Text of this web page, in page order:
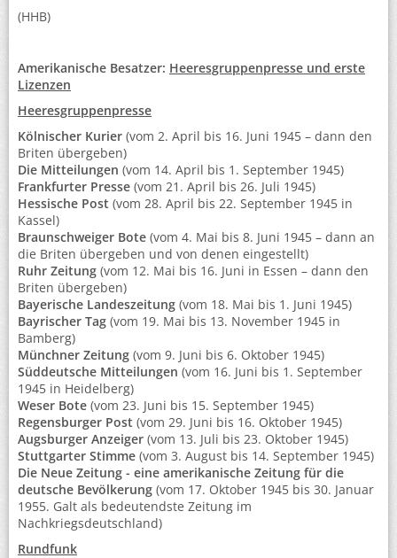
(HHB)
Amerikanische Besatzer: Heeresgruppenpresse und erste
Lizenzen
Heeresgruppenpresse
Kölnischer Kurier (vom 2. April bis 16. Juni 1945 – dann den
Briten übergeben)
Die Mitteilungen (vom 14. April bis 1. September 1945)
Frankfurter Presse (vom 21. April bis 26. Juli 1945)
Hessische Post (vom 28. April bis 22. September 1945 in
Kassel)
Braunschweiger Bote (vom 4. Mai bis 8. Juni 1945 – dann an
die Briten übergeben und von denen eingestellt)
Ruhr Zeitung (vom 12. Mai bis 16. Juni in Essen – dann den
Briten übergeben)
Bayerische Landeszeitung (vom 18. Mai bis 1. Juni 1945)
Bayrischer Tag (vom 19. Mai bis 13. November 1945 in
Bamberg)
Münchner Zeitung (vom 9. Juni bis 6. Oktober 1945)
Süddeutsche Mitteilungen (vom 16. Juni bis 1. September
1945 in Heidelberg)
Weser Bote (vom 23. Juni bis 15. September 1945)
Regensburger Post (vom 29. Juni bis 16. Oktober 1945)
Augsburger Anzeiger (vom 13. Juli bis 23. Oktober 1945)
Stuttgarter Stimme (vom 3. August bis 14. September 1945)
Die Neue Zeitung - eine amerikanische Zeitung für die
deutsche Bevölkerung (vom 17. Oktober 1945 bis 30. Januar
1955. Galt als bedeutendste Zeitung im
Nachkriegsdeutschland)
Rundfunk